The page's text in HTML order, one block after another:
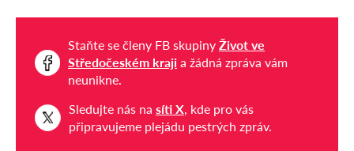
Staňte se členy FB skupiny Život ve
Středočeském kraji a žádná zpráva vám
neunikne.
Sledujte nás na síti X, kde pro vás
připravujeme plejádu pestrých zpráv.